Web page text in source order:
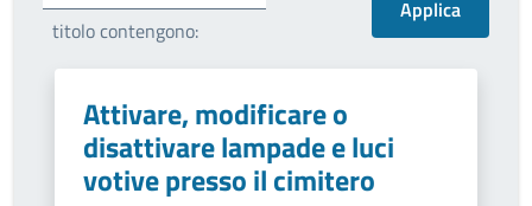
titolo contengono:
Attivare, modificare o
disattivare lampade e luci
votive presso il cimitero